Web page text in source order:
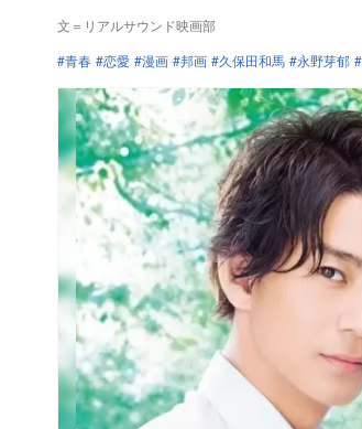
文＝リアルサウンド映画部
青春
恋愛 漫画 邦画 久保田和馬 永野芽郁